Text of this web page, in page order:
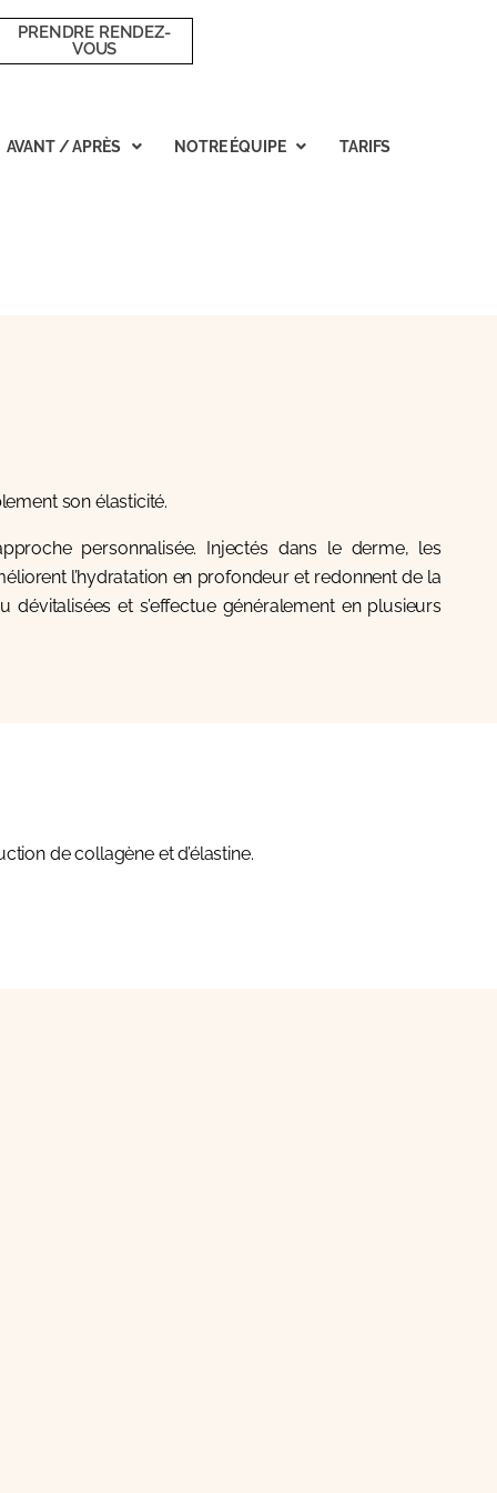
PRENDRE RENDEZ-
VOUS
AVANT / APRÈS NOTRE ÉQUIPE TARIFS
son élasticité.
personnalisée. Injectés dans le derme, les
l’hydratation en profondeur et redonnent de la
et s’effectue généralement en plusieurs
de collagène et d’élastine.